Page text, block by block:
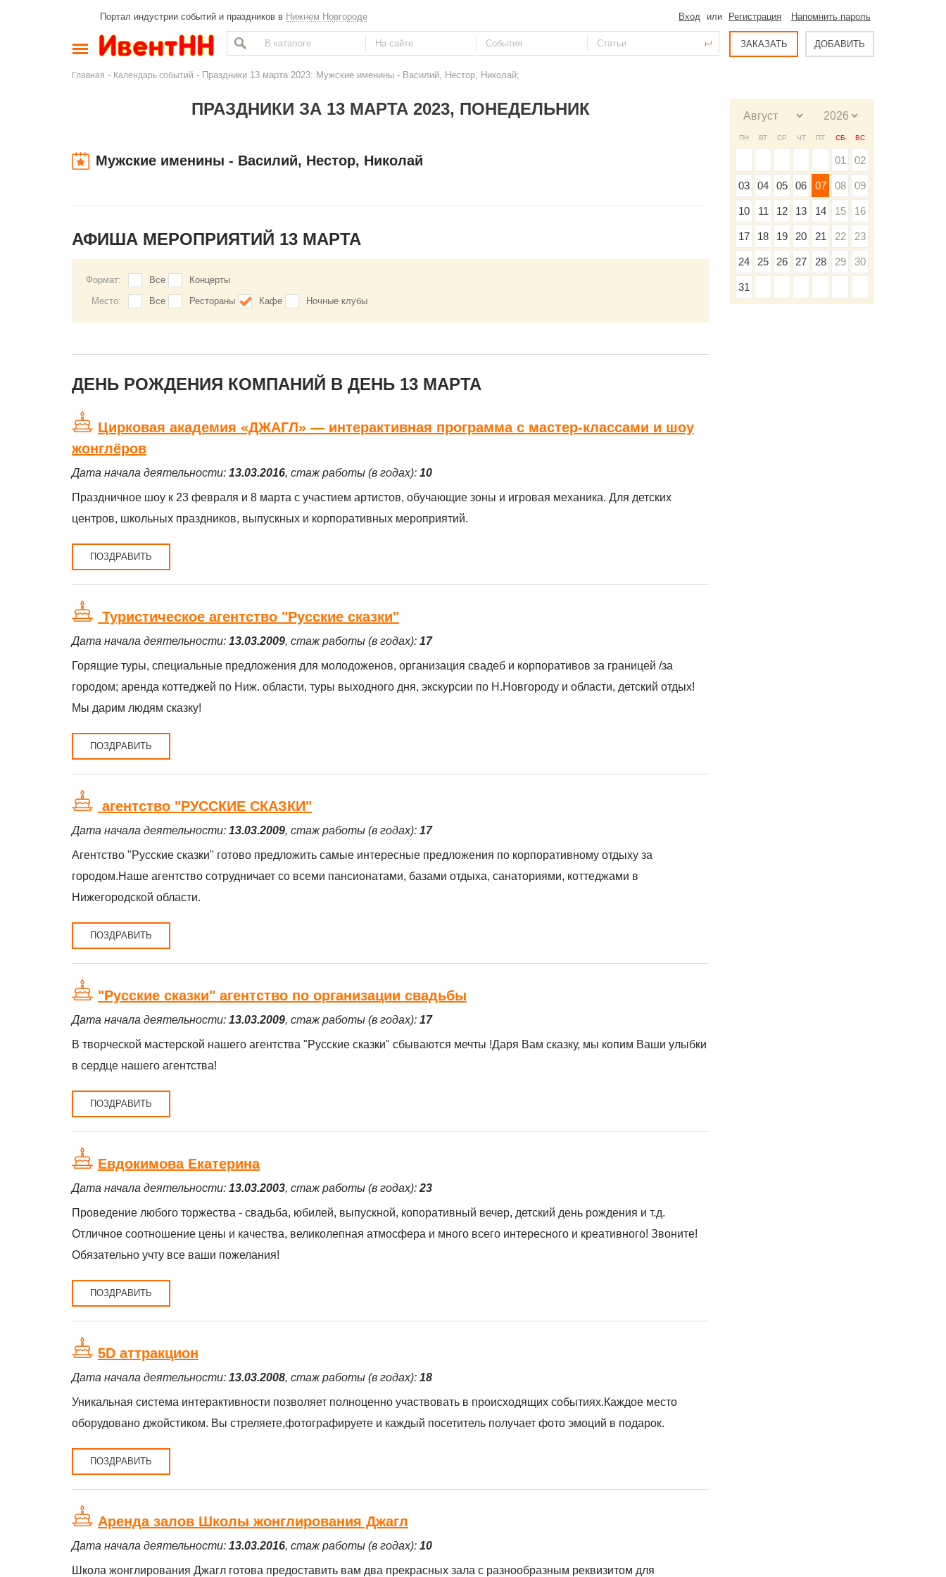
Портал индустрии событий и праздников в Нижнем Новгороде Вход или Регистрация Напомнить пароль
ЗАКАЗАТЬ ДОБАВИТЬ
Главная - Календарь событий - Праздники 13 марта 2023: Мужские именины - Василий, Нестор, Николай;
ПРАЗДНИКИ ЗА 13 МАРТА 2023, ПОНЕДЕЛЬНИК
Мужские именины - Василий, Нестор, Николай
АФИША МЕРОПРИЯТИЙ 13 МАРТА
Формат: Все
Концерты
Место:
Все Рестораны Кафе Ночные клубы
ДЕНЬ РОЖДЕНИЯ КОМПАНИЙ В ДЕНЬ 13 МАРТА
Цирковая академия «ДЖАГЛ» — интерактивная программа с мастер-классами и шоу
жонглёров
Дата начала деятельности: 13.03.2016, стаж работы (в годах): 10
Праздничное шоу к 23 февраля и 8 марта с участием артистов, обучающие зоны и игровая механика. Для детских
центров, школьных праздников, выпускных и корпоративных мероприятий.
ПОЗДРАВИТЬ
Туристическое агентство "Русские сказки"
Дата начала деятельности: 13.03.2009, стаж работы (в годах): 17
Горящие туры, специальные предложения для молодоженов, организация свадеб и корпоративов за границей /за
городом; аренда коттеджей по Ниж. области, туры выходного дня, экскурсии по Н.Новгороду и области, детский отдых!
Мы дарим людям сказку!
ПОЗДРАВИТЬ
агентство "РУССКИЕ СКАЗКИ"
Дата начала деятельности: 13.03.2009, стаж работы (в годах): 17
Агентство "Русские сказки" готово предложить самые интересные предложения по корпоративному отдыху за
городом.Наше агентство сотрудничает со всеми пансионатами, базами отдыха, санаториями, коттеджами в
Нижегородской области.
ПОЗДРАВИТЬ
"Русские сказки" агентство по организации свадьбы
Дата начала деятельности: 13.03.2009, стаж работы (в годах): 17
В творческой мастерской нашего агентства "Русские сказки" сбываются мечты !Даря Вам сказку, мы копим Ваши улыбки
в сердце нашего агентства!
ПОЗДРАВИТЬ
Евдокимова Екатерина
Дата начала деятельности: 13.03.2003, стаж работы (в годах): 23
Проведение любого торжества - свадьба, юбилей, выпускной, копоративный вечер, детский день рождения и т.д.
Отличное соотношение цены и качества, великолепная атмосфера и много всего интересного и креативного! Звоните!
Обязательно учту все ваши пожелания!
ПОЗДРАВИТЬ
5D аттракцион
Дата начала деятельности: 13.03.2008, стаж работы (в годах): 18
Уникальная система интерактивности позволяет полноценно участвовать в происходящих событиях.Каждое место
оборудовано джойстиком. Вы стреляете,фотографируете и каждый посетитель получает фото эмоций в подарок.
ПОЗДРАВИТЬ
Аренда залов Школы жонглирования Джагл
Дата начала деятельности: 13.03.2016, стаж работы (в годах): 10
Школа жонглирования Джагл готова предоставить вам два прекрасных зала с разнообразным реквизитом для
ПН ВТ СР ЧТ ПТ СБ ВС
01 02
03 04 05 06 07 08 09
10 11 12 13 14 15 16
17 18 19 20 21 22 23
24 25 26 27 28 29 30
31